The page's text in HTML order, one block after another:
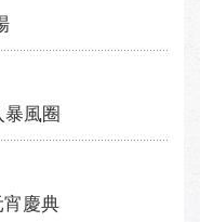
風圈
慶典